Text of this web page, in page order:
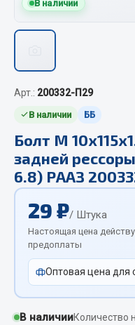
ЦЕПИ РОССИЯ
Изготовление цепей на
QITONG
Весь раздел
Отопители
Жидкостные
Отопители салона
Подогреватели тосола
Весь раздел
В наличии
Арт.: 200332-П29
В наличии ББ
Болт М
задней
6.8) РААЗ
29 ₽/ Штука
Настоящая цена
предоплаты
Оптовая цена для
В наличииКоличество